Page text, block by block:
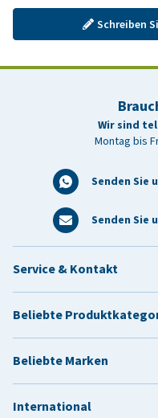
Schreiben
Wir sind
Montag bis
Senden Sie
Senden Sie
Service & Kontakt
Beliebte
Beliebte Marken
International